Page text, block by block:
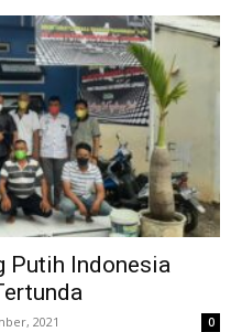
Putih Indonesia
2021 0